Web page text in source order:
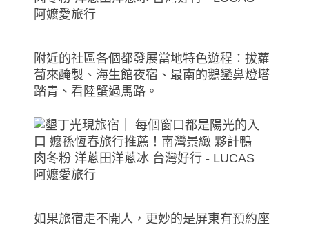
附近的社區各個都發展當地特色遊程：拔蘿
蔔來醃製、海生館夜宿、最南的鵝鑾鼻燈塔
踏青、看陸蟹過馬路。
如果旅宿走不開人，更妙的是屏東有預約座